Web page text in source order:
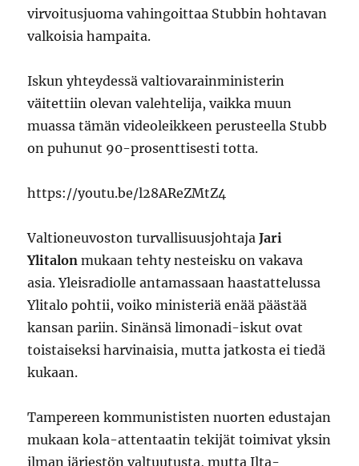
virvoitusjuoma vahingoittaa Stubbin hohtavan
valkoisia hampaita.
Iskun yhteydessä valtiovarainministerin
väitettiin olevan valehtelija, vaikka muun
muassa tämän videoleikkeen perusteella Stubb
on puhunut 90-prosenttisesti totta.
https://youtu.be/l28AReZMtZ4
Valtioneuvoston turvallisuusjohtajaJari
Ylitalon mukaan tehty nesteisku on vakava
asia. Yleisradiolle antamassaan haastattelussa
Ylitalo pohtii, voiko ministeriä enää päästää
kansan pariin. Sinänsä limonadi-iskut ovat
toistaiseksi harvinaisia, mutta jatkosta ei tiedä
kukaan.
Tampereen kommunististen nuorten edustajan
mukaan kola-attentaatin tekijät toimivat yksin
ilman järjestön valtuutusta, mutta Ilta-